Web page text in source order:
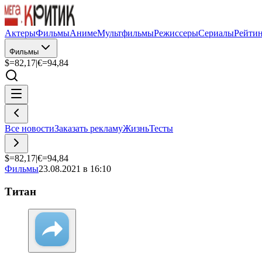
АктерыФильмыАнимеМультфильмыРежиссерыСериалы
Фильмы
$=82,17|€=94,84
Все новостиЗаказать рекламуЖизньТесты
$=82,17|€=94,84
Фильмы23.08.2021 в 16:10
Титан